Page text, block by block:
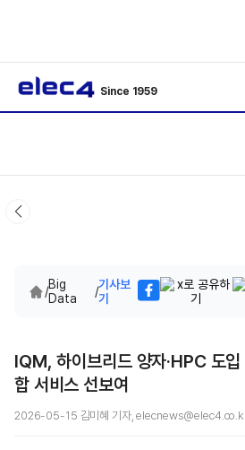
Since 1959
/Big
Data
/기사보
기
IQM, 하이브리드 양자·HPC 도
합 서비스 선보여
2026-05-15 김미혜 기자,